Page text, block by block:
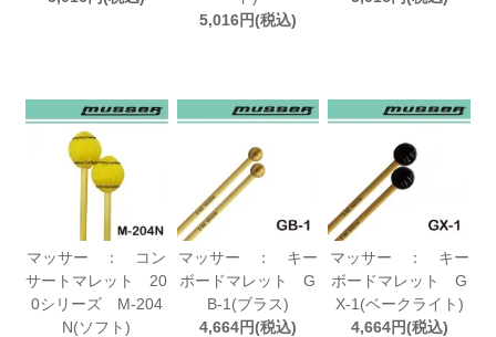
5,016円(税込)
マッサー ： コン
サートマレット 20
0シリーズ M-204
N(ソフト)
マッサー ： キー
ボードマレット G
B-1(ブラス)
4,664円(税込)
マッサー ： キー
ボードマレット G
X-1(ベークライト)
4,664円(税込)